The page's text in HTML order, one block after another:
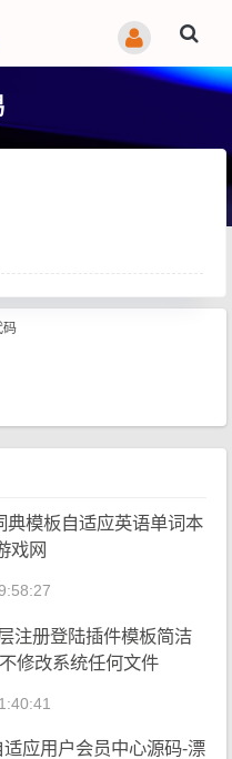
码
典模板自适应英语单词本
戏网
注册登陆插件模板简洁
修改系统任何文件
应用户会员中心源码-漂